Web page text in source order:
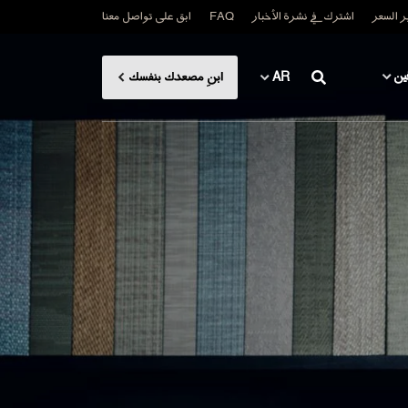
السعر اشترك في نشرة الأخبار FAQ ابق على تواصل معنا
AR ابنِ مصعدك بنفسك